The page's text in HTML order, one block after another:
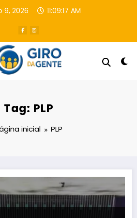
9, 2026 11:09:18 AM
Tag: PLP
inicial PLP